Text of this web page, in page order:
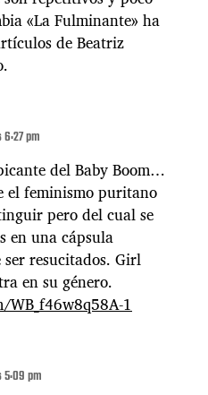
«La Fulminante» ha
de Beatriz
pm
del Baby Boom…
el feminismo puritano
pero del cual se
en una cápsula
resucitados. Girl
en su género.
1
5:09 pm